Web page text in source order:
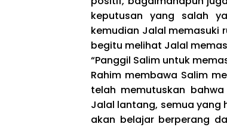
keputusan yang salah
kemudian Jalal memasuki
begitu melihat Jalal
“Panggil Salim untuk
Rahim membawa Salim
telah memutuskan
Jalal lantang, semua yang
akan belajar berperang